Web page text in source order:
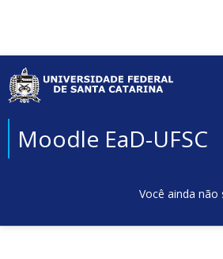
Moodle EaD-UFSC
Você ainda não